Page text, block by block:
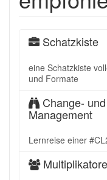
Schatzkiste
eine Schatzkiste
und Formate
Change-
Management
Lernreise einer